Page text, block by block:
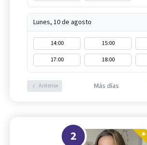
Lunes, 10 de agosto
14:00 15:00
17:00
18:00
Anterior Más días
2